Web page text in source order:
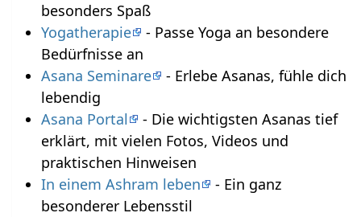
besonders Spaß
Yogatherapie
- Passe Yoga an besondere
Bedürfnisse an
Asana Seminare
- Erlebe Asanas, fühle dich
lebendig
Asana Portal
- Die wichtigsten Asanas tief
erklärt, mit vielen Fotos, Videos und
praktischen Hinweisen
In einem Ashram leben
- Ein ganz
besonderer Lebensstil